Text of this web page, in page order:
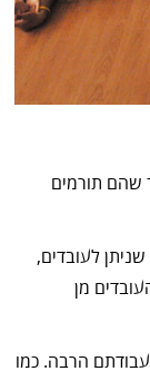
שהם תורמים
לעובדים,
מן
הרבה. כמו